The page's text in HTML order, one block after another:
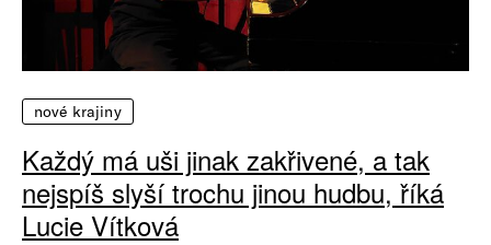
nové krajiny
Každý má uši jinak zakřivené, a tak
nejspíš slyší trochu jinou hudbu, říká
Lucie Vítková